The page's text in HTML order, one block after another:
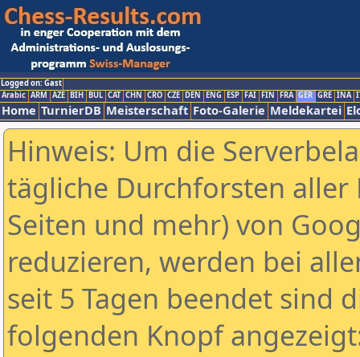
Logged on: Gast
Arabic ARM AZE BIH BUL CAT CHN CRO CZE DEN ENG ESP FAI FIN FRA GER GRE INA
Home TurnierDB Meisterschaft Foto-Galerie Meldekartei
Hinweis: Um die
tägliche Durchforsten aller
Seiten und mehr) von
reduzieren, werden bei
seit 5 Tagen beendet sind
folgenden Knopf